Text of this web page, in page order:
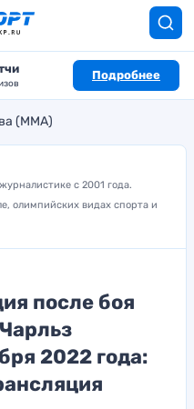
Подробнее
(MMA)
с 2001 года.
олимпийских видах спорта и
после боя
2022 года: